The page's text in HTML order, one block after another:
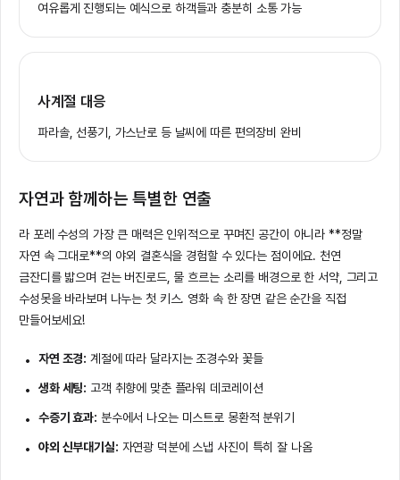
여유롭게 진행되는 예식으로 하객들과 충분히 소통 가능
사계절 대응
파라솔, 선풍기, 가스난로 등 날씨에 따른 편의장비 완비
자연과 함께하는 특별한 연출
라 포레 수성의 가장 큰 매력은 인위적으로 꾸며진 공간이 아니라 **정말
자연 속 그대로**의 야외 결혼식을 경험할 수 있다는 점이에요. 천연
금잔디를 밟으며 걷는 버진로드, 물 흐르는 소리를 배경으로 한 서약, 그리고
수성못을 바라보며 나누는 첫 키스. 영화 속 한 장면 같은 순간을 직접
만들어보세요!
자연 조경: 계절에 따라 달라지는 조경수와 꽃들
생화 세팅: 고객 취향에 맞춘 플라워 데코레이션
수증기 효과: 분수에서 나오는 미스트로 몽환적 분위기
야외 신부대기실: 자연광 덕분에 스냅 사진이 특히 잘 나옴